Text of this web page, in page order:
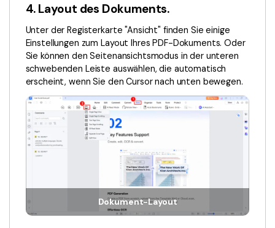
4. Layout des Dokuments.
Unter der Registerkarte "Ansicht" finden Sie einige
Einstellungen zum Layout Ihres PDF-Dokuments. Oder
Sie können den Seitenansichtsmodus in der unteren
schwebenden Leiste auswählen, die automatisch
erscheint, wenn Sie den Cursor nach unten bewegen.
Dokument-Layout